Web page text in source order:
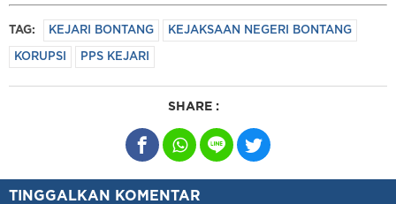
TAG: KEJARI BONTANG KEJAKSAAN NEGERI BONTANG
KORUPSI PPS KEJARI
SHARE :
TINGGALKAN KOMENTAR